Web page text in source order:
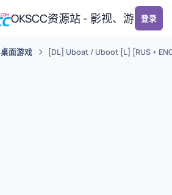
OKSCC资源站 - 影视、游戏、
登录
桌面游戏 [DL] Uboat / Uboot [L] [RUS +